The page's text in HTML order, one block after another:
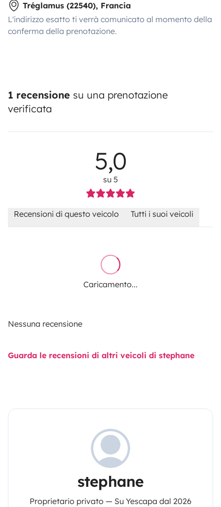
Tréglamus (22540), Francia
L'indirizzo esatto ti verrà comunicato al momento della
conferma della prenotazione.
1 recensione su una prenotazione
verificata
5,0
su 5
Recensioni di questo veicolo Tutti i suoi veicoli
Caricamento...
Nessuna recensione
Guarda le recensioni di altri veicoli di stephane
stephane
Proprietario privato — Su Yescapa dal 2026